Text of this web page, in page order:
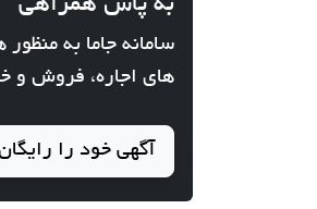
سامانه جاما به
های اجاره، فروش و
آگهی خود را